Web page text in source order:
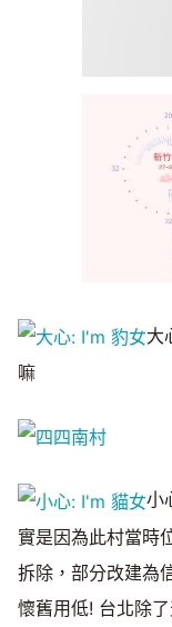
大
嘛
小
實是因為此村當時
拆除，部分改建為
懷舊用低! 台北除